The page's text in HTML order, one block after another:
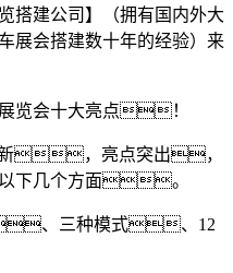
搭建公司】（拥有国内外大
会搭建数十年的经验）来
展览会十大亮点！
新，亮点突出，
下几个方面。
、三种模式、12